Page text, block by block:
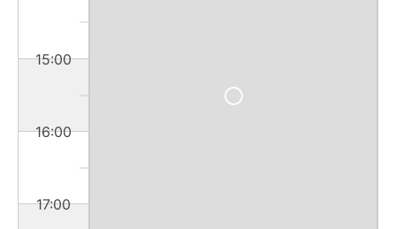
15:00
16:00
17:00